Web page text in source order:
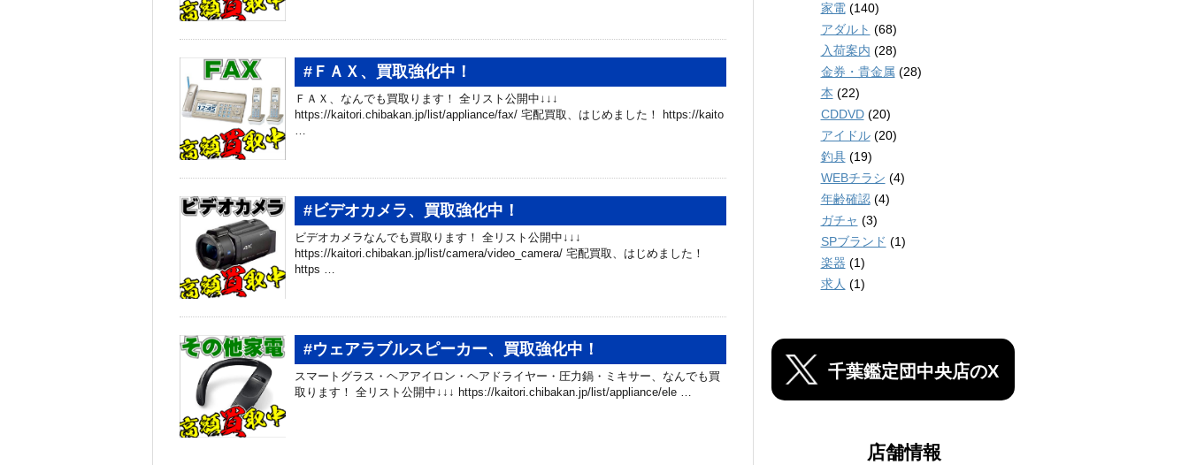
#ＦＡＸ、買取強化中！
ＦＡＸ、なんでも買取ります！ 全リスト公開中↓↓↓
https://kaitori.chibakan.jp/list/appliance/fax/ 宅配買取、はじめました！ https://kaito
…
#ビデオカメラ、買取強化中！
ビデオカメラなんでも買取ります！ 全リスト公開中↓↓↓
https://kaitori.chibakan.jp/list/camera/video_camera/ 宅配買取、はじめました！
https …
#ウェアラブルスピーカー、買取強化中！
スマートグラス・ヘアアイロン・ヘアドライヤー・圧力鍋・ミキサー、なんでも買
取ります！ 全リスト公開中↓↓↓ https://kaitori.chibakan.jp/list/appliance/ele …
家電(140)
アダルト (68)
入荷案内 (28)
金券・貴金属 (28)
本 (22)
CDDVD(20)
アイドル(20)
釣具(19)
WEBチラシ (4)
年齢確認(4)
ガチャ (3)
SPブランド (1)
楽器 (1)
求人 (1)
千葉鑑定団中央店のX
店舗情報